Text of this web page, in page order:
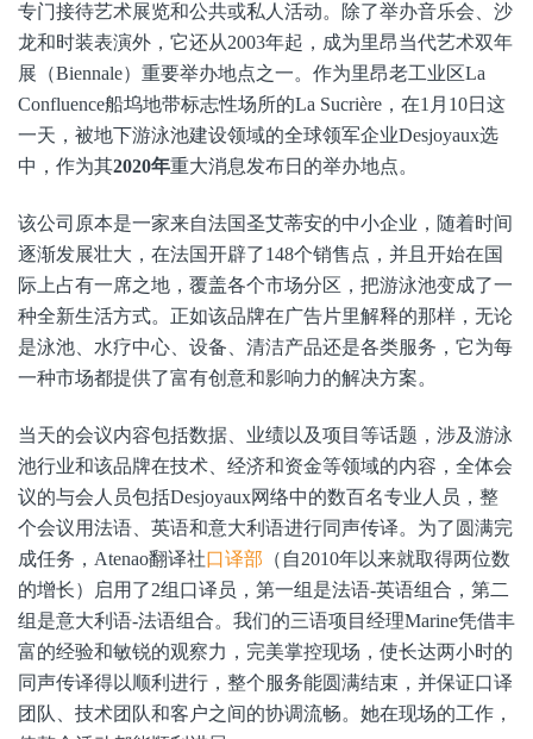
专门接待艺术展览和公共或私人活动。除了举办音乐会、沙
龙和时装表演外，它还从2003年起，成为里昂当代艺术双年
展（Biennale）重要举办地点之一。作为里昂老工业区La
Confluence船坞地带标志性场所的La Sucrière，在1月10日这
一天，被地下游泳池建设领域的全球领军企业Desjoyaux选
中，作为其2020年重大消息发布日的举办地点。
该公司原本是一家来自法国圣艾蒂安的中小企业，随着时间
逐渐发展壮大，在法国开辟了148个销售点，并且开始在国
际上占有一席之地，覆盖各个市场分区，把游泳池变成了一
种全新生活方式。正如该品牌在广告片里解释的那样，无论
是泳池、水疗中心、设备、清洁产品还是各类服务，它为每
一种市场都提供了富有创意和影响力的解决方案。
当天的会议内容包括数据、业绩以及项目等话题，涉及游泳
池行业和该品牌在技术、经济和资金等领域的内容，全体会
议的与会人员包括Desjoyaux网络中的数百名专业人员，整
个会议用法语、英语和意大利语进行同声传译。为了圆满完
成任务，Atenao翻译社口译部 （自2010年以来就取得两位数
的增长）启用了2组口译员，第一组是法语-英语组合，第二
组是意大利语-法语组合。我们的三语项目经理Marine凭借丰
富的经验和敏锐的观察力，完美掌控现场，使长达两小时的
同声传译得以顺利进行，整个服务能圆满结束，并保证口译
团队、技术团队和客户之间的协调流畅。她在现场的工作，